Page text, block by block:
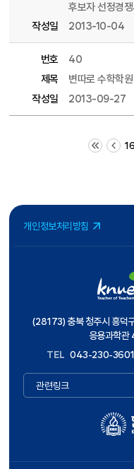
후보자 선정경
작성일
2013-10-04
번호
40
제목
변따로 수학학
작성일
2013-09-27
처음 페이지 이전 10 페이지
16
개인정보처리방침
(28173) 충북 청주시 흥덕
응용과학관
TEL 043-230-3601
관련링크